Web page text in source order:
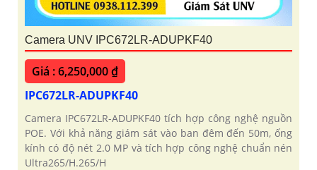
Camera UNV IPC672LR-ADUPKF40
Giá : 6,250,000 ₫
IPC672LR-ADUPKF40
Camera IPC672LR-ADUPKF40 tích hợp công nghệ nguồn
POE. Với khả năng giám sát vào ban đêm đến 50m, ống
kính có độ nét 2.0 MP và tích hợp công nghệ chuẩn nén
Ultra265/H.265/H